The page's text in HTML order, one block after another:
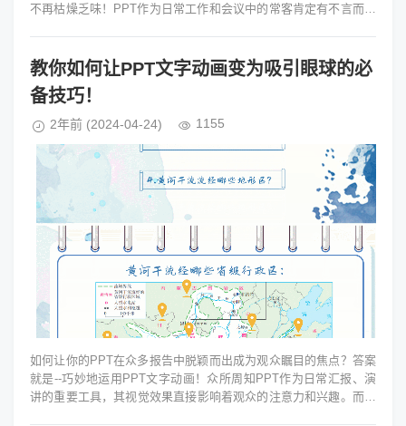
不再枯燥乏味！PPT作为日常工作和会议中的常客肯定有不言而喻
教你如何让PPT文字动画变为吸引眼球的必
备技巧！
2年前 (2024-04-24) 1155
如何让你的PPT在众多报告中脱颖而出成为观众瞩目的焦点？答案
就是--巧妙地运用PPT文字动画！众所周知PPT作为日常汇报、演
讲的重要工具，其视觉效果直接影响着观众的注意力和兴趣。而文